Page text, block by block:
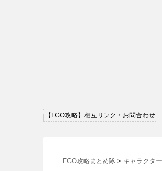
【FGO攻略】相互リンク・お問合わせ
FGO攻略まとめ隊 > キャラクター